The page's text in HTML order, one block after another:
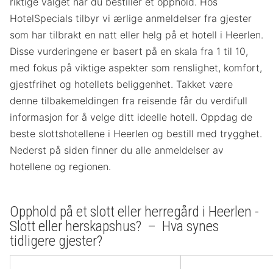
HotelSpecials tilbyr vi ærlige anmeldelser fra gjester
som har tilbrakt en natt eller helg på et hotell i Heerlen.
Disse vurderingene er basert på en skala fra 1 til 10,
med fokus på viktige aspekter som renslighet, komfort,
gjestfrihet og hotellets beliggenhet. Takket være
denne tilbakemeldingen fra reisende får du verdifull
informasjon for å velge ditt ideelle hotell. Oppdag de
beste slottshotellene i Heerlen og bestill med trygghet.
Nederst på siden finner du alle anmeldelser av
hotellene og regionen.
Opphold på et slott eller herregård i Heerlen -
Slott eller herskapshus? – Hva synes
tidligere gjester?